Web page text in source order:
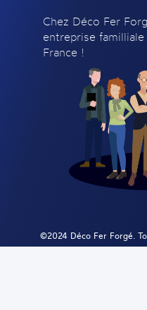
Chez Déco Fer
entreprise
France !
©2024 Déco Fer Forgé.